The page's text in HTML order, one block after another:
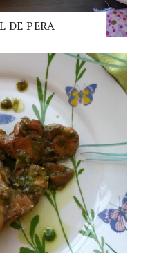
DE PERA